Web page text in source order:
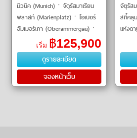
มิวนิค (Munich)ㆍจัตุรัสมาเรียน
พลาสท์ (Marienplatz)ㆍโอเบอร์
อัมเมอร์เกา (Oberammergau)ㆍ
ปราสาทนอยชวานสไตน์
(Neuschwanstein Castle)ㆍมหาวิ
หารเอททั�
เริ่ม ฿125,900
ดูรายละเอียด
จองหน้าเว็บ
จัตุรัส
สกี้คลุ
แห่งด